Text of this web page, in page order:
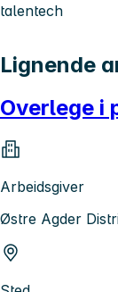
talentech
Lignende
Overlege i
Arbeidsgiver
Østre Agder